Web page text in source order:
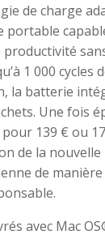
de charge
portable
productivité
1 000
la batterie
Une fois
139 € ou
de la
de manière
avec Mac